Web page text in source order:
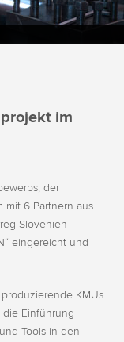
im
der
mit 6 Partnern aus
Slovenien-
eingereicht und
KMUs
Einführung
Tools in den